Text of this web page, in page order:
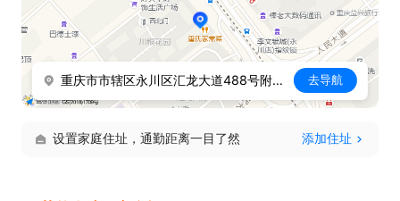
重庆市市辖区永川区汇龙大道488号附6号(二转盘川粮花园公交车站) 去导航
设置家庭住址，通勤距离一目了然 添加住址